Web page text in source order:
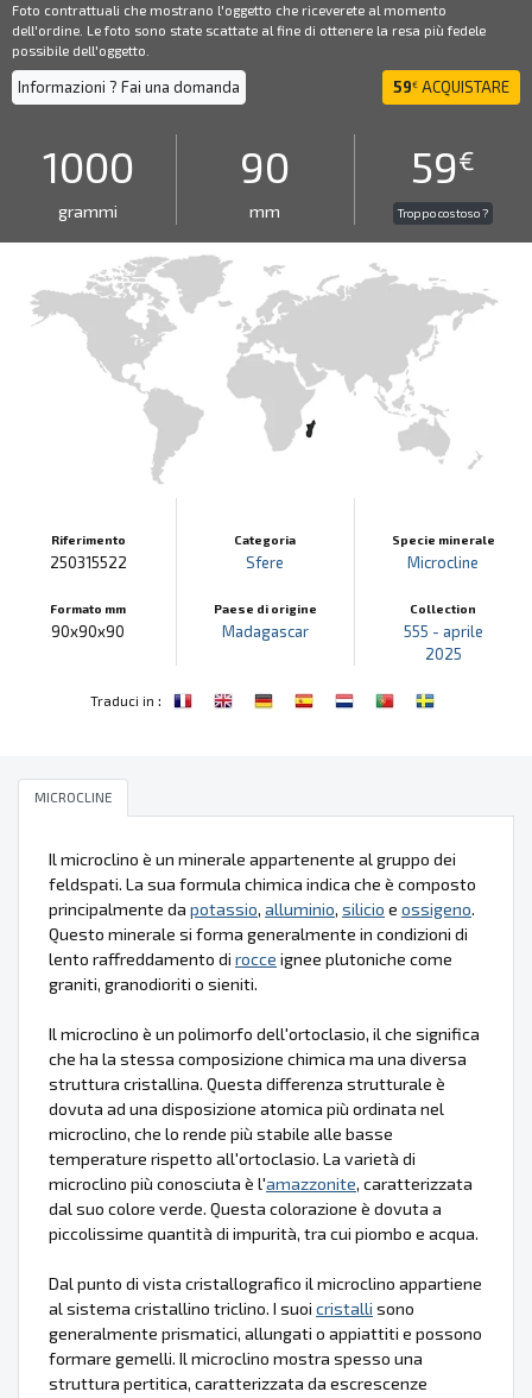
Foto contrattuali che mostrano l'oggetto che riceverete al momento
dell'ordine. Le foto sono state scattate al fine di ottenere la resa più fedele
possibile dell'oggetto.
Informazioni ? Fai una domanda 59€ ACQUISTARE
1000
grammi
90
mm
59€
Troppo costoso ?
Riferimento
250315522
Formato mm
90x90x90
Categoria
Sfere
Paese di origine
Madagascar
Specie minerale
Microcline
Collection
555 - aprile
2025
Traduci in :
MICROCLINE
Il microclino è un minerale appartenente al gruppo dei
feldspati. La sua formula chimica indica che è composto
principalmente da potassio, alluminio, silicio e ossigeno.
Questo minerale si forma generalmente in condizioni di
lento raffreddamento di rocce ignee plutoniche come
graniti, granodioriti o sieniti.
Il microclino è un polimorfo dell'ortoclasio, il che significa
che ha la stessa composizione chimica ma una diversa
struttura cristallina. Questa differenza strutturale è
dovuta ad una disposizione atomica più ordinata nel
microclino, che lo rende più stabile alle basse
temperature rispetto all'ortoclasio. La varietà di
microclino più conosciuta è l'amazzonite, caratterizzata
dal suo colore verde. Questa colorazione è dovuta a
piccolissime quantità di impurità, tra cui piombo e acqua.
Dal punto di vista cristallografico il microclino appartiene
al sistema cristallino triclino. I suoi cristalli sono
generalmente prismatici, allungati o appiattiti e possono
formare gemelli. Il microclino mostra spesso una
struttura pertitica, caratterizzata da escrescenze